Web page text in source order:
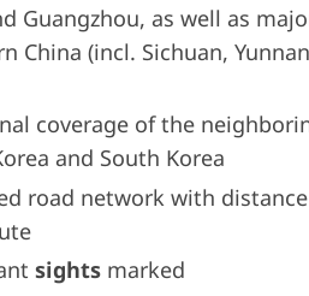
Guangzhou, as well as
China (incl. Sichuan,
coverage of the
and South Korea
road network with
sights marked